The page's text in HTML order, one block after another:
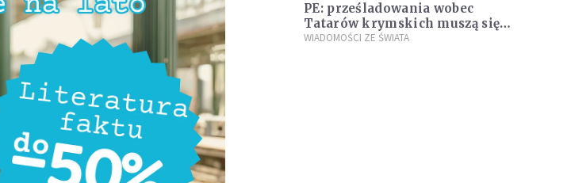
PE: prześladowania wobec
Tatarów krymskich muszą się
skończyć
WIADOMOŚCI ZE ŚWIATA